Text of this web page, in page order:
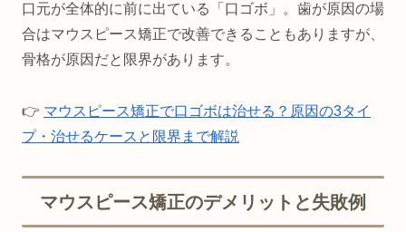
口元が全体的に前に出ている「口ゴボ」。歯が原因の場
合はマウスピース矯正で改善できることもありますが、
骨格が原因だと限界があります。
👉 マウスピース矯正で口ゴボは治せる？原因の3タイ
プ・治せるケースと限界まで解説
マウスピース矯正のデメリットと失敗例